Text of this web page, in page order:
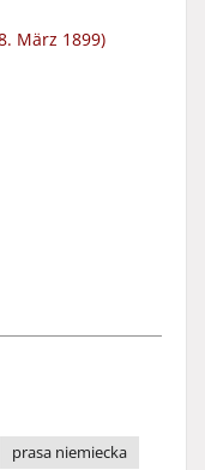
März 1899)
prasa niemiecka